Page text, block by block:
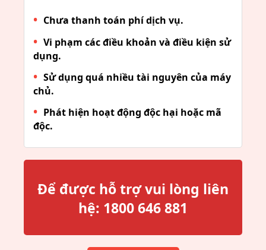
Chưa thanh toán phí dịch vụ.
Vi phạm các điều khoản và điều kiện sử
dụng.
Sử dụng quá nhiều tài nguyên của máy
chủ.
Phát hiện hoạt động độc hại hoặc mã
độc.
Để được hỗ trợ vui lòng liên
hệ: 1800 646 881